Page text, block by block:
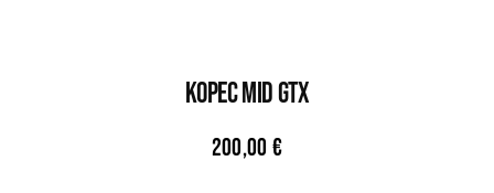
KOPEC MID GTX
200,00 €